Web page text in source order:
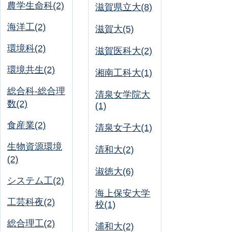
農学生命科(2)
海洋工(2)
環境科(2)
環境共生(2)
総合科-総合理
数(2)
食産業(2)
生物資源環境
(2)
システム工(2)
工芸科夜(2)
総合理工(2)
滋賀県立大(8)
滋賀大(5)
滋賀医科大(2)
湘南工科大(1)
清泉女学院大
(1)
清泉女子大(1)
清和大(2)
淑徳大(6)
海上保安大学
校(1)
浦和大(2)